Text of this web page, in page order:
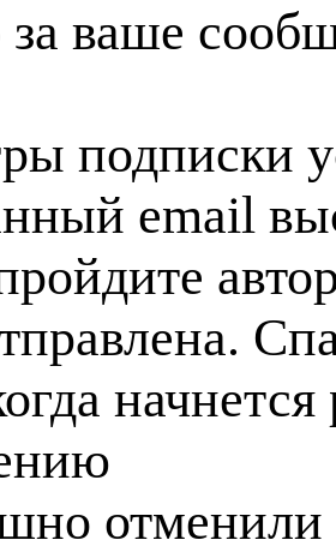
за ваше
подписки
email
отменили